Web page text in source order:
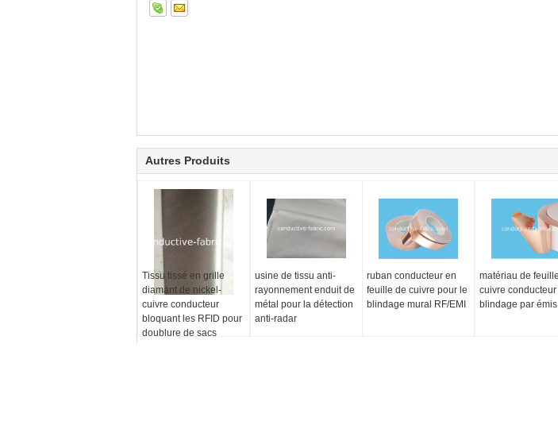
Autres Produits
Tissu tissé en grille
diamant de nickel-
cuivre conducteur
bloquant les RFID pour
doublure de sacs
usine de tissu anti-
rayonnement enduit de
métal pour la détection
anti-radar
ruban conducteur en
feuille de cuivre pour le
blindage mural RF/EMI
matériau de
cuivre conducteur
blindage par émis